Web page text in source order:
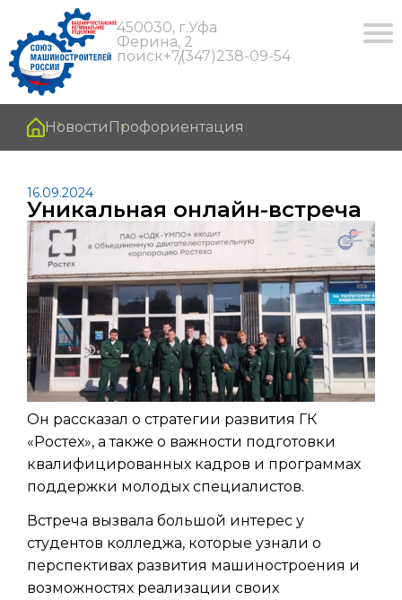
450030, г.Уфа
Ферина, 2
поиск+7(347)238-09-54
Новости Профориентация
16.09.2024
Уникальная онлайн-встреча
Он рассказал о стратегии развития ГК
«Ростех», а также о важности подготовки
квалифицированных кадров и программах
поддержки молодых специалистов.
Встреча вызвала большой интерес у
студентов колледжа, которые узнали о
перспективах развития машиностроения и
возможностях реализации своих